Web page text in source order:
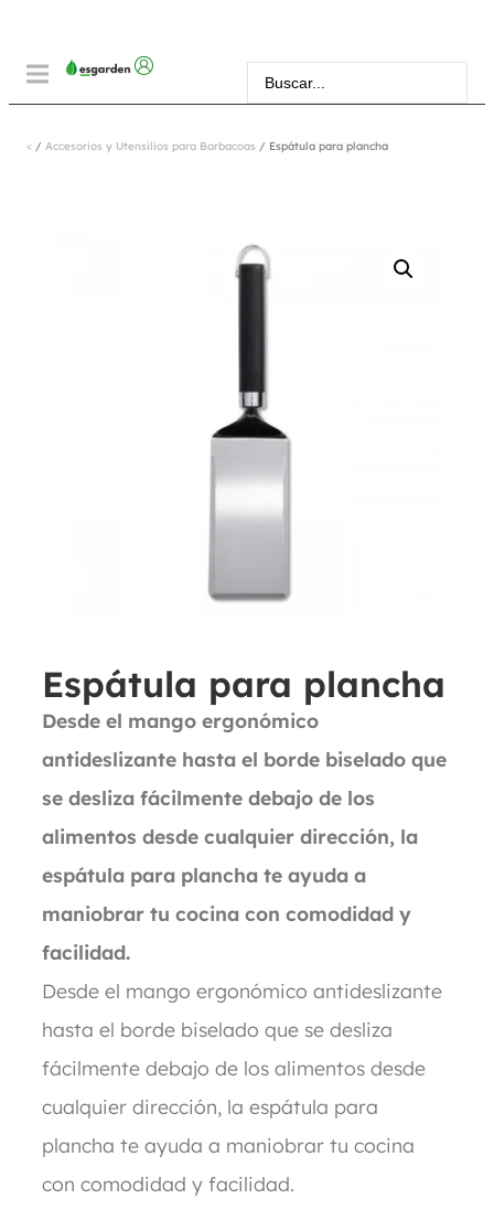
< / Accesorios y Utensilios para Barbacoas / Espátula para plancha
Espátula para plancha
Desde el mango ergonómico
antideslizante hasta el borde biselado que
se desliza fácilmente debajo de los
alimentos desde cualquier dirección, la
espátula para plancha te ayuda a
maniobrar tu cocina con comodidad y
facilidad.
Desde el mango ergonómico antideslizante
hasta el borde biselado que se desliza
fácilmente debajo de los alimentos desde
cualquier dirección, la espátula para
plancha te ayuda a maniobrar tu cocina
con comodidad y facilidad.